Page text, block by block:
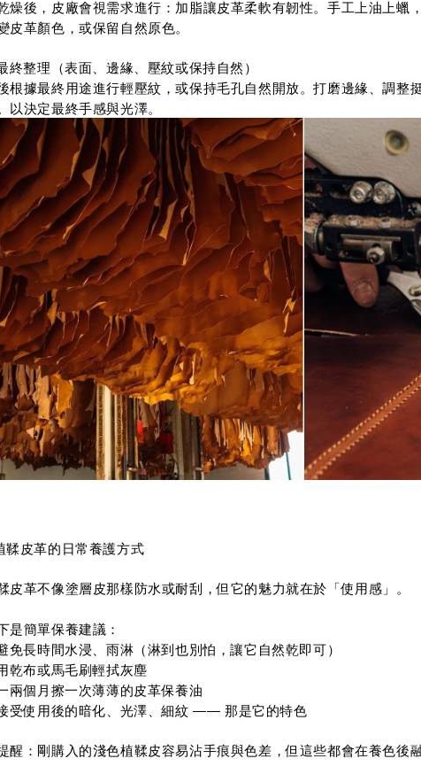
燥後，皮廠會視需求進行：加脂讓皮革柔軟有韌性。手工上油上蠟
皮革顏色，或保留自然原色。
終整理（表面、邊緣、壓紋或保持自然）
根據最終用途進行輕壓紋，或保持毛孔自然開放。打磨邊緣、調整
以決定最終手感與光澤。
鞣皮革的日常養護方式
皮革不像塗層皮那樣防水或耐刮，但它的魅力就在於「使用感」。
是簡單保養建議：
免長時間水浸、雨淋（淋到也別怕，讓它自然乾即可）
乾布或馬毛刷輕拭灰塵
兩個月擦一次薄薄的皮革保養油
受使用後的暗化、光澤、細紋 —— 那是它的特色
醒：剛購入的淺色植鞣皮容易沾手痕與色差，但這些都會在養色後